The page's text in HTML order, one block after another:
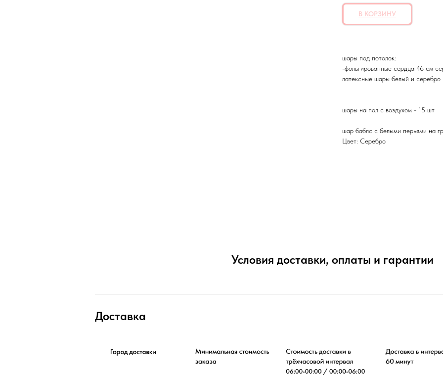
В КОРЗИНУ
шары под потолок:
-фольгированные сердца 46 см
латексные шары белый и
шары на пол с воздухом - 15 шт
шар баблс с белыми перьями на
Цвет: Серебро
Условия доставки, оплаты и гарантии
Доставка